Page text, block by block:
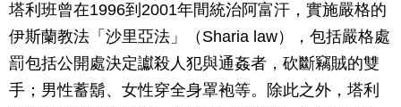
塔利班曾在1996到2001年間統治阿富汗，實施嚴格的
伊斯蘭教法「沙里亞法」（Sharia law），包括嚴格處
罰包括公開處決定讞殺人犯與通姦者，砍斷竊賊的雙
手；男性蓄鬍、女性穿全身罩袍等。除此之外，塔利